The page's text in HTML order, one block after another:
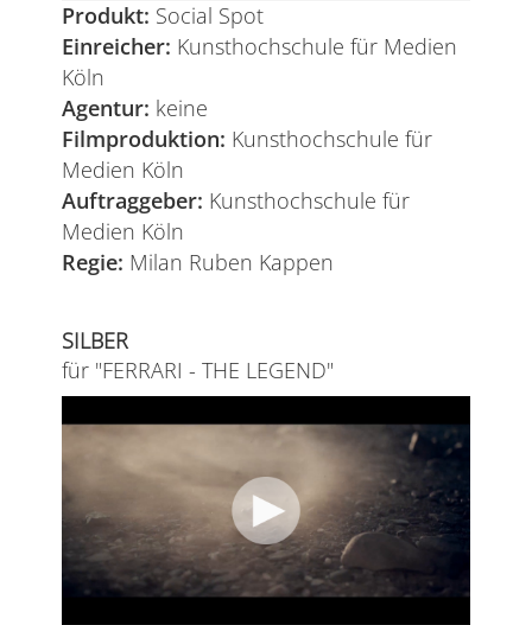
Produkt: Social Spot
Einreicher: Kunsthochschule für Medien
Köln
Agentur: keine
Filmproduktion: Kunsthochschule für
Medien Köln
Auftraggeber: Kunsthochschule für
Medien Köln
Regie: Milan Ruben Kappen
SILBER
für "FERRARI - THE LEGEND"